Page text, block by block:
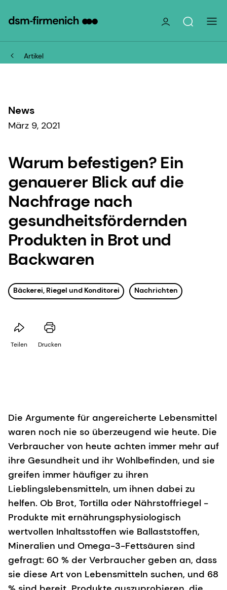
Artikel
News
März 9, 2021
Warum befestigen? Ein
genauerer Blick auf die
Nachfrage nach
gesundheitsfördernden
Produkten in Brot und
Backwaren
Bäckerei, Riegel und Konditorei Nachrichten
Teilen Drucken
Die Argumente für angereicherte Lebensmittel
waren noch nie so überzeugend wie heute. Die
Verbraucher von heute achten immer mehr auf
ihre Gesundheit und ihr Wohlbefinden, und sie
greifen immer häufiger zu ihren
Lieblingslebensmitteln, um ihnen dabei zu
helfen. Ob Brot, Tortilla oder Nährstoffriegel -
Produkte mit ernährungsphysiologisch
wertvollen Inhaltsstoffen wie Ballaststoffen,
Mineralien und Omega-3-Fettsäuren sind
gefragt: 60 % der Verbraucher geben an, dass
sie diese Art von Lebensmitteln suchen, und 68